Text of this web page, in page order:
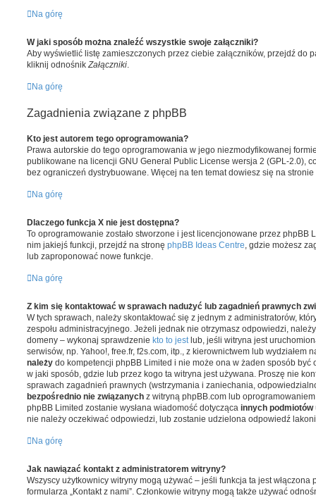
Na górę
W jaki sposób można znaleźć wszystkie swoje załączniki?
Aby wyświetlić listę zamieszczonych przez ciebie załączników, przejdź do
kliknij odnośnik Załączniki
Na górę
Zagadnienia związane z phpBB
Kto jest autorem tego oprogramowania?
Prawa autorskie do tego oprogramowania w jego niezmodyfikowanej
publikowane na licencji GNU General Public License wersja 2 (GPL-2.0),
bez ograniczeń dystrybuowane. Więcej na ten temat dowiesz się na stronie
Na górę
Dlaczego funkcja X nie jest dostępna?
To oprogramowanie zostało stworzone i jest licencjonowane przez phpBB
nim jakiejś funkcji, przejdź na stronę phpBB Ideas Centre , gdzie możesz
lub zaproponować nowe funkcje.
Na górę
Z kim się kontaktować w sprawach nadużyć lub zagadnień prawnych
W tych sprawach, należy skontaktować się z jednym z administratorów,
zespołu administracyjnego. Jeżeli jednak nie otrzymasz odpowiedzi,
domeny – wykonaj sprawdzenie kto to jest lub, jeśli witryna jest
serwisów, np. Yahoo!, free.fr, f2s.com, itp., z kierownictwem lub wydziałem
należy do kompetencji phpBB Limited i nie może ona w żaden sposób
w jaki sposób, gdzie lub przez kogo ta witryna jest używana. Proszę nie
sprawach zagadnień prawnych (wstrzymania i zaniechania,
bezpośrednio nie związanych z witryną phpBB.com lub
phpBB Limited zostanie wysłana wiadomość dotycząca innych podmiotów
nie należy oczekiwać odpowiedzi, lub zostanie udzielona odpowiedź
Na górę
Jak nawiązać kontakt z administratorem witryny?
Wszyscy użytkownicy witryny mogą używać – jeśli funkcja ta jest włączona
formularza „Kontakt z nami”. Członkowie witryny mogą także używać